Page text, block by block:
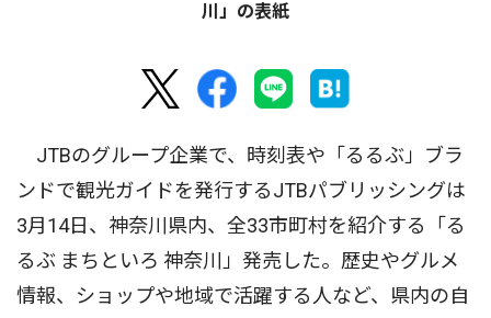
川」の表紙
JTBのグループ企業で、時刻表や「るるぶ」ブラ
ンドで観光ガイドを発行するJTBパブリッシングは
3月14日、神奈川県内、全33市町村を紹介する「る
るぶ まちといろ 神奈川」発売した。歴史やグルメ
情報、ショップや地域で活躍する人など、県内の自